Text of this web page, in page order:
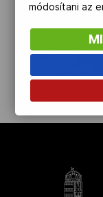
Adatbank
kinyit
módosítani az